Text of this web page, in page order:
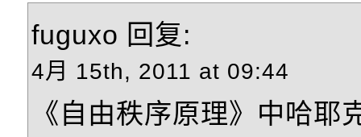
fuguxo 回复:
4月 15th, 2011 at 09:44
《自由秩序原理》中哈耶